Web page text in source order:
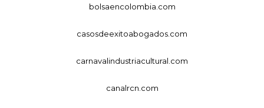
bolsaencolombia.com
casosdeexitoabogados.com
carnavalindustriacultural.com
canalrcn.com